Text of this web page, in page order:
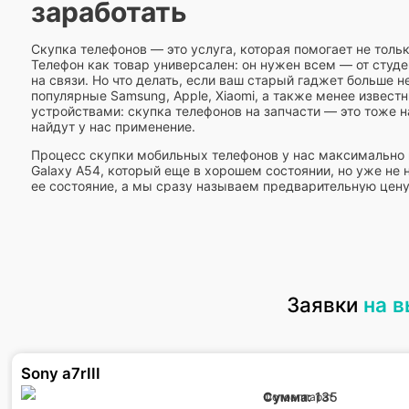
заработать
Скупка телефонов — это услуга, которая помогает не
Телефон как товар универсален: он нужен всем — от
на связи. Но что делать, если ваш старый гаджет больше
популярные Samsung, Apple, Xiaomi, а также менее
устройствами: скупка телефонов на запчасти — это тоже
найдут у нас применение.
Процесс скупки мобильных телефонов у нас
Galaxy A54, который еще в хорошем состоянии, но уже не
ее состояние, а мы сразу называем предварительную
удобство: вам не придется думать, куда сдать старые
Выкуп телефонов: как
Заявки на
Sony a7rIII
Фотоаппарат
Сумма:135